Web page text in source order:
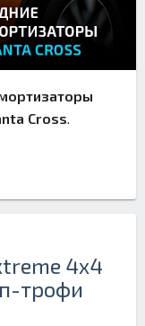
Cross.
4x4
трофи